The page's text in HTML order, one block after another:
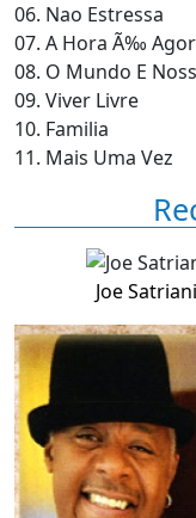
06. Nao Estressa
07. A Hora Ã‰
08. O Mundo E
09. Viver Livre
10. Familia
11. Mais Uma Vez
Joe